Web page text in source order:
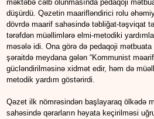
məktəbə cəlb olunmasında pedaqoji
düşürdü. Qəzetin maarifləndirici rolu
dövrdə maarif sahəsində təbliğat-təşviqat
tərəfdən müəllimlərə elmi-metodiki
məsələ idi. Ona görə də pedaqoji
şəraitdə meydana gələn “Kommunist
gücləndirilməsinə xidmət edir, həm də
metodik yardım göstərirdi.
Qəzet ilk nömrəsindən başlayaraq ölkədə
sahəsində qərarların həyata keçirilməsi